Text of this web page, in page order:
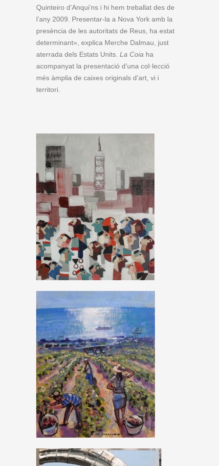
Quinteiro d’Anqui’ns i hi hem treballat des de
l’any 2009. Presentar-la a Nova York amb la
presència de les autoritats de Reus, ha estat
determinant», explica Merche Dalmau, just
aterrada dels Estats Units. La Coia ha
acompanyat la presentació d’una col·lecció
més àmplia de caixes originals d’art, vi i
territori.